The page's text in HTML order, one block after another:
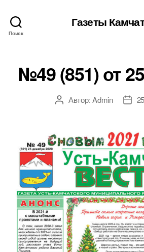
Поиск
Газеты
№49 (851) от
АвторАвтор:Admin
Дата